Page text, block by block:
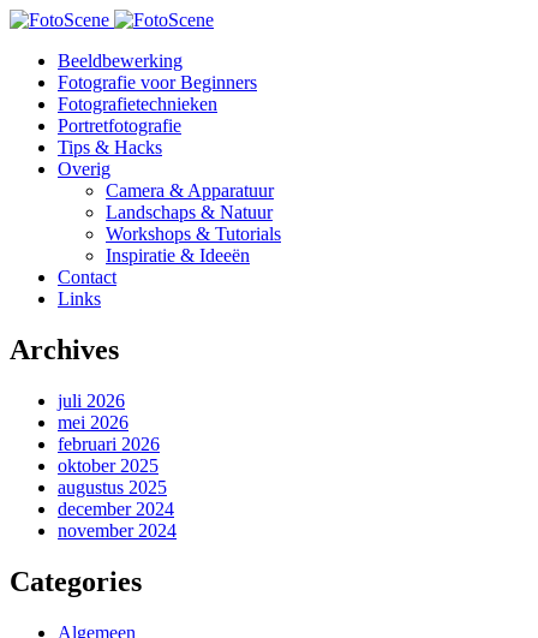
Beeldbewerking
Fotografie voor Beginners
Fotografietechnieken
Portretfotografie
Tips & Hacks
Overig
Camera & Apparatuur
Landschaps & Natuur
Workshops & Tutorials
Inspiratie & Ideeën
Contact
Links
Archives
juli 2026
mei 2026
februari 2026
oktober 2025
augustus 2025
december 2024
november 2024
Categories
Algemeen